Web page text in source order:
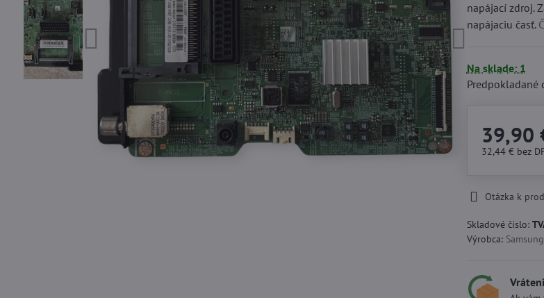
napájací zdroj.
napájaciu časť.
Na sklade: 1
Predpokladané
39,90
32,44 € bez
Otázka k
Skladové číslo:
Výrobca: Samsung